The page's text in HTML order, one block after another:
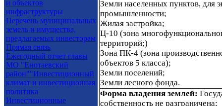
и объектов
инфраструктуры
Перечень муниципальных
земель и имущества,
предлагаемых инвесторам
Прямая связь
Ежегодный отчет главы
МО "Енотаевский
район""Инвестиционный
климат и инвестиционная
политика
Инвестиционные
Земли населенных пунктов, для
промышленности;
Жилая застройка;
Ц-10 (зона
территорий;)
Зона ПК-4 (зона
объектов 5 класса);
Земли поселений;
Земли лесного фонда.
Форма владения землей:
собственность не разграничена;